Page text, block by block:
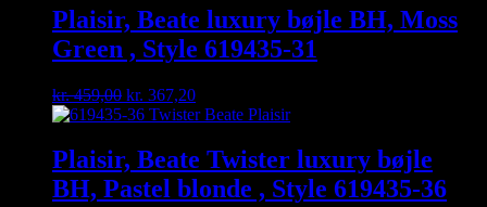
kr. 269,00.
kr. 215,20.
Plaisir, Beate luxury bøjle BH, Moss
Green , Style 619435-31
kr.459,00 Original
price
kr. 459,00.
kr. 367,20Current
price
kr. 367,20.
Plaisir, Beate Twister luxury bøjle
BH, Pastel blonde , Style 619435-36